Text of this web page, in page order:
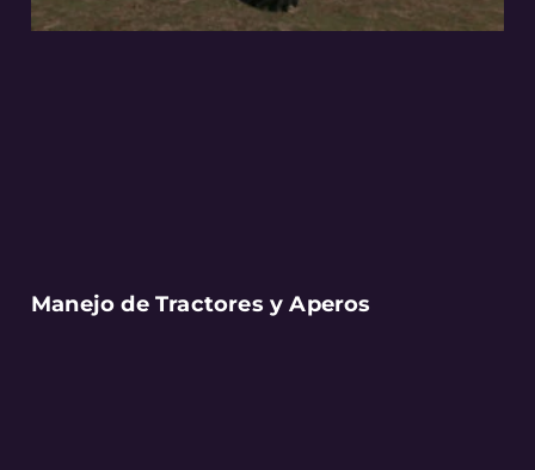
Manejo de Tractores y Aperos